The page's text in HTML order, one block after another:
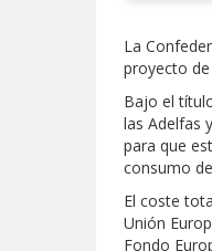
La
proyecto
Bajo el
las Adelfas
para que
consumo
El coste
Unión
Fondo